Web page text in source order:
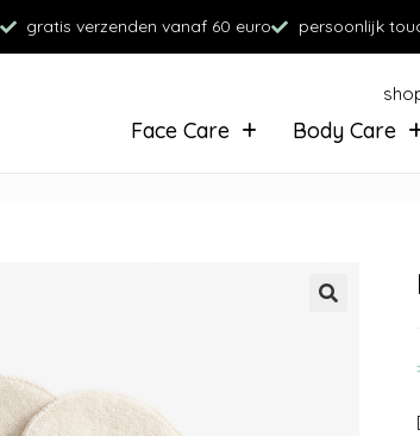
gratis verzenden vanaf 60 euro persoonlijk
Face Care Body Care